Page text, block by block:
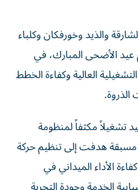
والذيد وخورفكان وكلباء
أيام عيد الأضحى المبارك، في
العالية وكفاءة الخطط
الذروة.
تشغيلاً مكثفاً لمنظومة
هدفت إلى تنظيم حركة
الأداء الميداني في
الخدمة وجودة التجربة